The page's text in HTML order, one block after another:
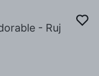
- Ruj